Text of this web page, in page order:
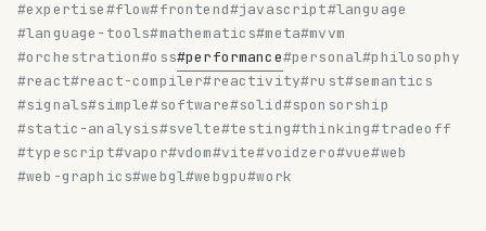
#expertise#flow#frontend#javascript#language
#language-tools#mathematics#meta#mvvm
#orchestration#oss#performance#personal#philosophy
#react#react-compiler#reactivity#rust#semantics
#signals#simple#software#solid#sponsorship
#static-analysis#svelte#testing#thinking#tradeoff
#typescript#vapor#vdom#vite#voidzero#vue#web
#web-graphics#webgl#webgpu#work